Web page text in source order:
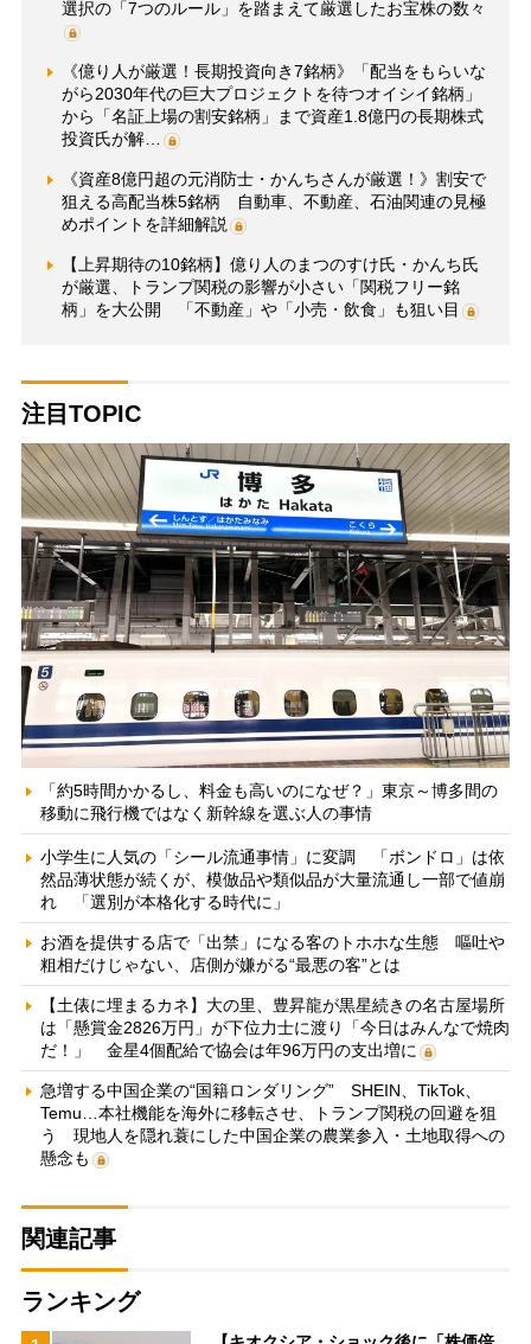
選択の「7つのルール」を踏まえて厳選したお宝株の数々
《億り人が厳選！長期投資向き7銘柄》「配当をもらいな
がら2030年代の巨大プロジェクトを待つオイシイ銘柄」
から「名証上場の割安銘柄」まで資産1.8億円の長期株式
投資氏が解…
《資産8億円超の元消防士・かんちさんが厳選！》割安で
狙える高配当株5銘柄 自動車、不動産、石油関連の見極
めポイントを詳細解説
【上昇期待の10銘柄】億り人のまつのすけ氏・かんち氏
が厳選、トランプ関税の影響が小さい「関税フリー銘
柄」を大公開 「不動産」や「小売・飲食」も狙い目
注目TOPIC
「約5時間かかるし、料金も高いのになぜ？」東京～博多間の
移動に飛行機ではなく新幹線を選ぶ人の事情
小学生に人気の「シール流通事情」に変調 「ボンドロ」は依
然品薄状態が続くが、模倣品や類似品が大量流通し一部で値崩
れ 「選別が本格化する時代に」
お酒を提供する店で「出禁」になる客のトホホな生態 嘔吐や
粗相だけじゃない、店側が嫌がる“最悪の客”とは
【土俵に埋まるカネ】大の里、豊昇龍が黒星続きの名古屋場所
は「懸賞金2826万円」が下位力士に渡り「今日はみんなで焼肉
だ！」 金星4個配給で協会は年96万円の支出増に
急増する中国企業の“国籍ロンダリング” SHEIN、TikTok、
Temu…本社機能を海外に移転させ、トランプ関税の回避を狙
う 現地人を隠れ蓑にした中国企業の農業参入・土地取得への
懸念も
関連記事
ランキング